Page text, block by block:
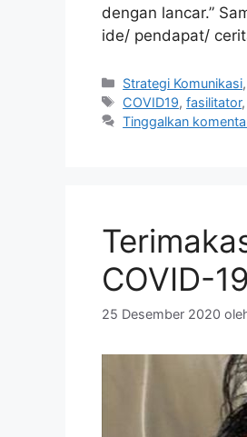
dengan lancar.”
ide/ pendapat/
Kategori
Strategi Komunikasi
Tag
COVID19,fasilitator,
Tinggalkan
COVID-19
25 Desember 2020